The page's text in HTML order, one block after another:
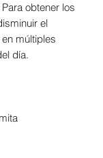
obtener los
el
múltiples
día.